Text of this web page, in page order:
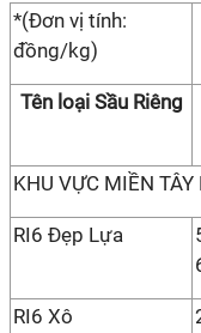
*(Đơn vị tính:
đồng/kg)
Tên loại Sầu Riêng
KHU VỰC MIỀN TÂY
RI6 Đẹp Lựa
RI6 Xô